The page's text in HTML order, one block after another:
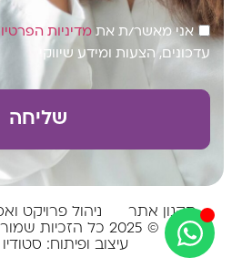
אני מאשר/ת את מדיניות
עדכונים, הצעות ומידע שיווקי
שליחה
ניהול פרויקט
תקנון אתר
© 2025 כל הזכיות שמורות ל-דבי וולף
עיצוב ופיתוח: